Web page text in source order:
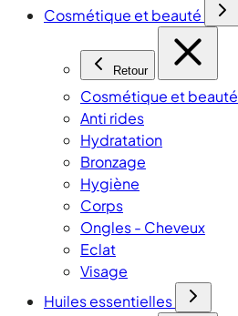
Cosmétique et beauté
Retour
Cosmétique et beauté
Anti rides
Hydratation
Bronzage
Hygiène
Corps
Ongles - Cheveux
Eclat
Visage
Huiles essentielles